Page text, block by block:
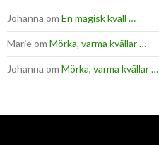
Johanna om En magisk kväll …
Marieom Mörka, varma kvällar …
Johanna om Mörka, varma kvällar …